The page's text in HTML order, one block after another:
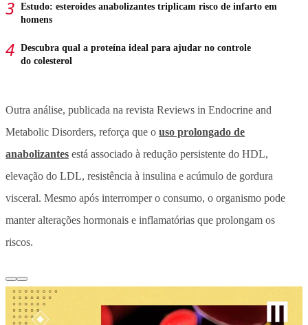
Estudo: esteroides anabolizantes triplicam risco de infarto em
homens
Descubra qual a proteína ideal para ajudar no controle
do colesterol
Outra análise, publicada na revista Reviews in Endocrine and
Metabolic Disorders, reforça que o uso prolongado de
anabolizantes está associado à redução persistente do HDL,
elevação do LDL, resistência à insulina e acúmulo de gordura
visceral. Mesmo após interromper o consumo, o organismo pode
manter alterações hormonais e inflamatórias que prolongam os
riscos.